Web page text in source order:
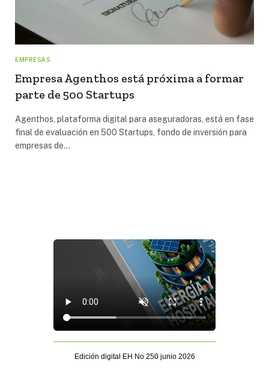
EMPRESAS
Empresa Agenthos está próxima a formar
parte de 500 Startups
Agenthos, plataforma digital para aseguradoras, está en fase
final de evaluación en 500 Startups, fondo de inversión para
empresas de…
Edición digital EH No 250 junio 2026